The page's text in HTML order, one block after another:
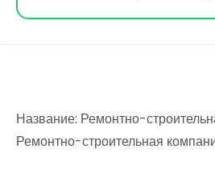
Название: Ремонтно-
Ремонтно-строительная